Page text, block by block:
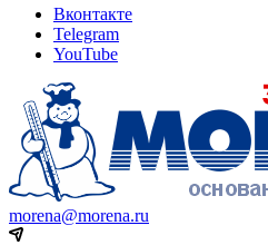
Вконтакте
Telegram
YouTube
morena@morena.ru